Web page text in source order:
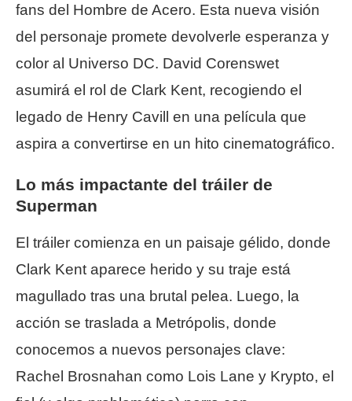
fans del Hombre de Acero. Esta nueva visión
del personaje promete devolverle esperanza y
color al Universo DC. David Corenswet
asumirá el rol de Clark Kent, recogiendo el
legado de Henry Cavill en una película que
aspira a convertirse en un hito cinematográfico.
Lo más impactante del tráiler de
Superman
El tráiler comienza en un paisaje gélido, donde
Clark Kent aparece herido y su traje está
magullado tras una brutal pelea. Luego, la
acción se traslada a Metrópolis, donde
conocemos a nuevos personajes clave:
Rachel Brosnahan como Lois Lane y Krypto, el